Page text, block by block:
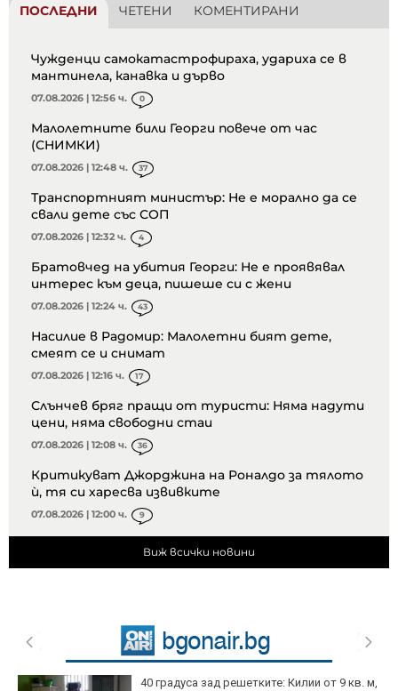
ПОСЛЕДНИ ЧЕТЕНИ КОМЕНТИРАНИ
Чужденци самокатастрофираха, удариха се в
мантинела, канавка и дърво
07.08.2026 | 12:56 ч. 0
Малолетните били Георги повече от час
(СНИМКИ)
07.08.2026 | 12:48 ч. 37
Транспортният министър: Не е морално да се
свали дете със СОП
07.08.2026 | 12:32 ч. 4
Братовчед на убития Георги: Не е проявявал
интерес към деца, пишеше си с жени
07.08.2026 | 12:24 ч. 43
Насилие в Радомир: Малолетни бият дете,
смеят се и снимат
07.08.2026 | 12:16 ч. 17
Слънчев бряг пращи от туристи: Няма надути
цени, няма свободни стаи
07.08.2026 | 12:08 ч. 36
Критикуват Джорджина на Роналдо за тялото
ѝ, тя си харесва извивките
07.08.2026 | 12:00 ч. 9
Виж всички новини
40 градуса зад решетките: Килии от 9 кв. м,